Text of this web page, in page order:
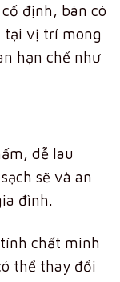
định, bàn có
tại vị trí mong
hạn chế như
dễ lau
sẽ và an
đình.
chất minh
thể thay đổi